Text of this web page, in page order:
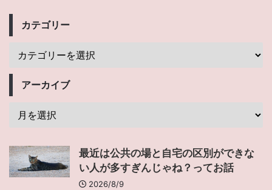
カテゴリー
アーカイブ
最近は公共の場と自宅の区別ができな
い人が多すぎんじゃね？ってお話
2026/8/9